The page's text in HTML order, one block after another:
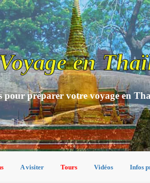
en
pour préparer votre voyage en
A visiter Tours Vidéos Infos